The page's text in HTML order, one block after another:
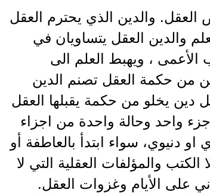
العقل. والدين الذي يحترم العقل
والدين العقل يتساويان في
الأعمى ، ويهبط العلم الى
من حكمة العقل تصنم الدين
دين يخلو من حكمة يقبلها العقل
جزء واحد وحالة واحدة من اجزاء
دنيوي، سواء ابتدأ بالعاطفة أو
الكتب والمؤلفات العقلية التي لا
على الأيام وغزوات العقل.